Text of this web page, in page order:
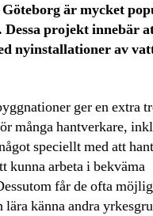
är mycket
projekt innebär
nyinstallationer av
ger en extra
många hantverkare,
speciellt med att
kunna arbeta i bekväma
får de ofta
lära känna andra